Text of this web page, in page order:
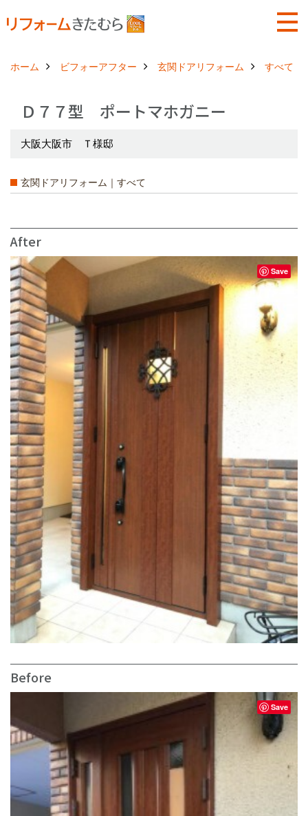
ホーム ビフォーアフター 玄関ドアリフォーム すべて
Ｄ７７型 ポートマホガニー
大阪大阪市 Ｔ様邸
玄関ドアリフォーム｜すべて
After
Save
Before
Save